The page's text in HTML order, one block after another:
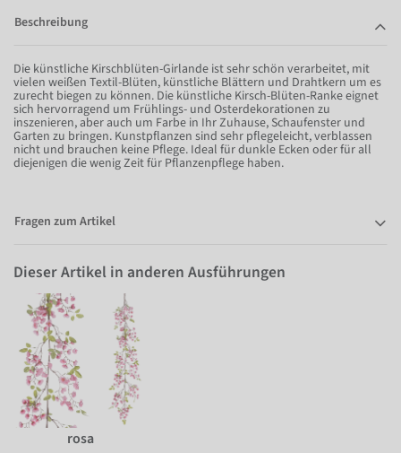
Beschreibung
Die künstliche Kirschblüten-Girlande ist sehr schön verarbeitet, mit
vielen weißen Textil-Blüten, künstliche Blättern und Drahtkern um es
zurecht biegen zu können. Die künstliche Kirsch-Blüten-Ranke eignet
sich hervorragend um Frühlings- und Osterdekorationen zu
inszenieren, aber auch um Farbe in Ihr Zuhause, Schaufenster und
Garten zu bringen. Kunstpflanzen sind sehr pflegeleicht, verblassen
nicht und brauchen keine Pflege. Ideal für dunkle Ecken oder für all
diejenigen die wenig Zeit für Pflanzenpflege haben.
Fragen zum Artikel
Dieser Artikel in anderen Ausführungen
rosa